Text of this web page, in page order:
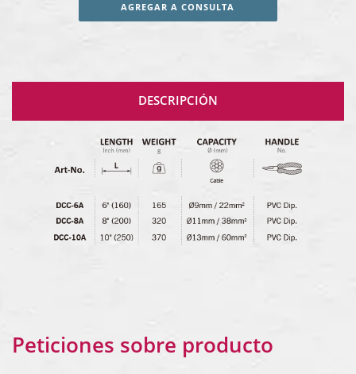
AGREGAR A CONSULTA
DESCRIPCIÓN
Peticiones sobre producto